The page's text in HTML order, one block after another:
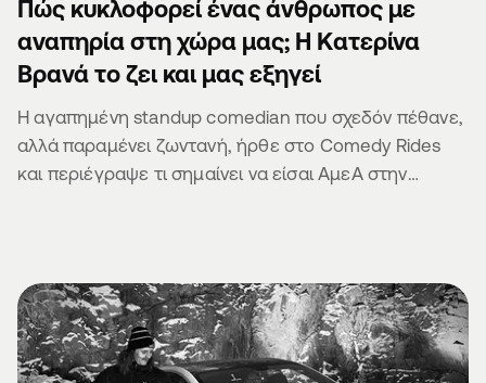
Πώς κυκλοφορεί ένας άνθρωπος με
αναπηρία στη χώρα μας; Η Κατερίνα
Βρανά το ζει και μας εξηγεί
Η αγαπημένη standup comedian που σχεδόν πέθανε,
αλλά παραμένει ζωντανή, ήρθε στο Comedy Rides
και περιέγραψε τι σημαίνει να είσαι ΑμεΑ στην